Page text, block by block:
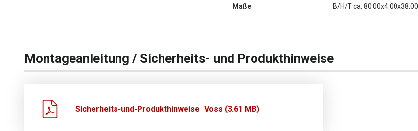
Maße
B/H/T ca. 80.00x4.00x38.00
Montageanleitung / Sicherheits- und Produkthinweise
Sicherheits-und-Produkthinweise_Voss (3.61 MB)